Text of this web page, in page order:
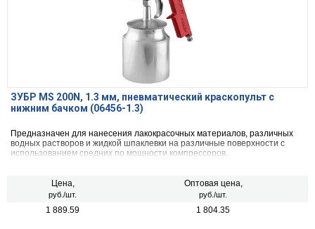
ЗУБР MS 200N, 1.3 мм, пневматический краскопульт с
нижним бачком (06456-1.3)
Предназначен для нанесения лакокрасочных материалов, различных
водных растворов и жидкой шпаклевки на различные поверхности с
использованием средних по мощности компрессоров.
Цена,
руб./шт.
Оптовая цена,
руб./шт.
1 889.59 1 804.35